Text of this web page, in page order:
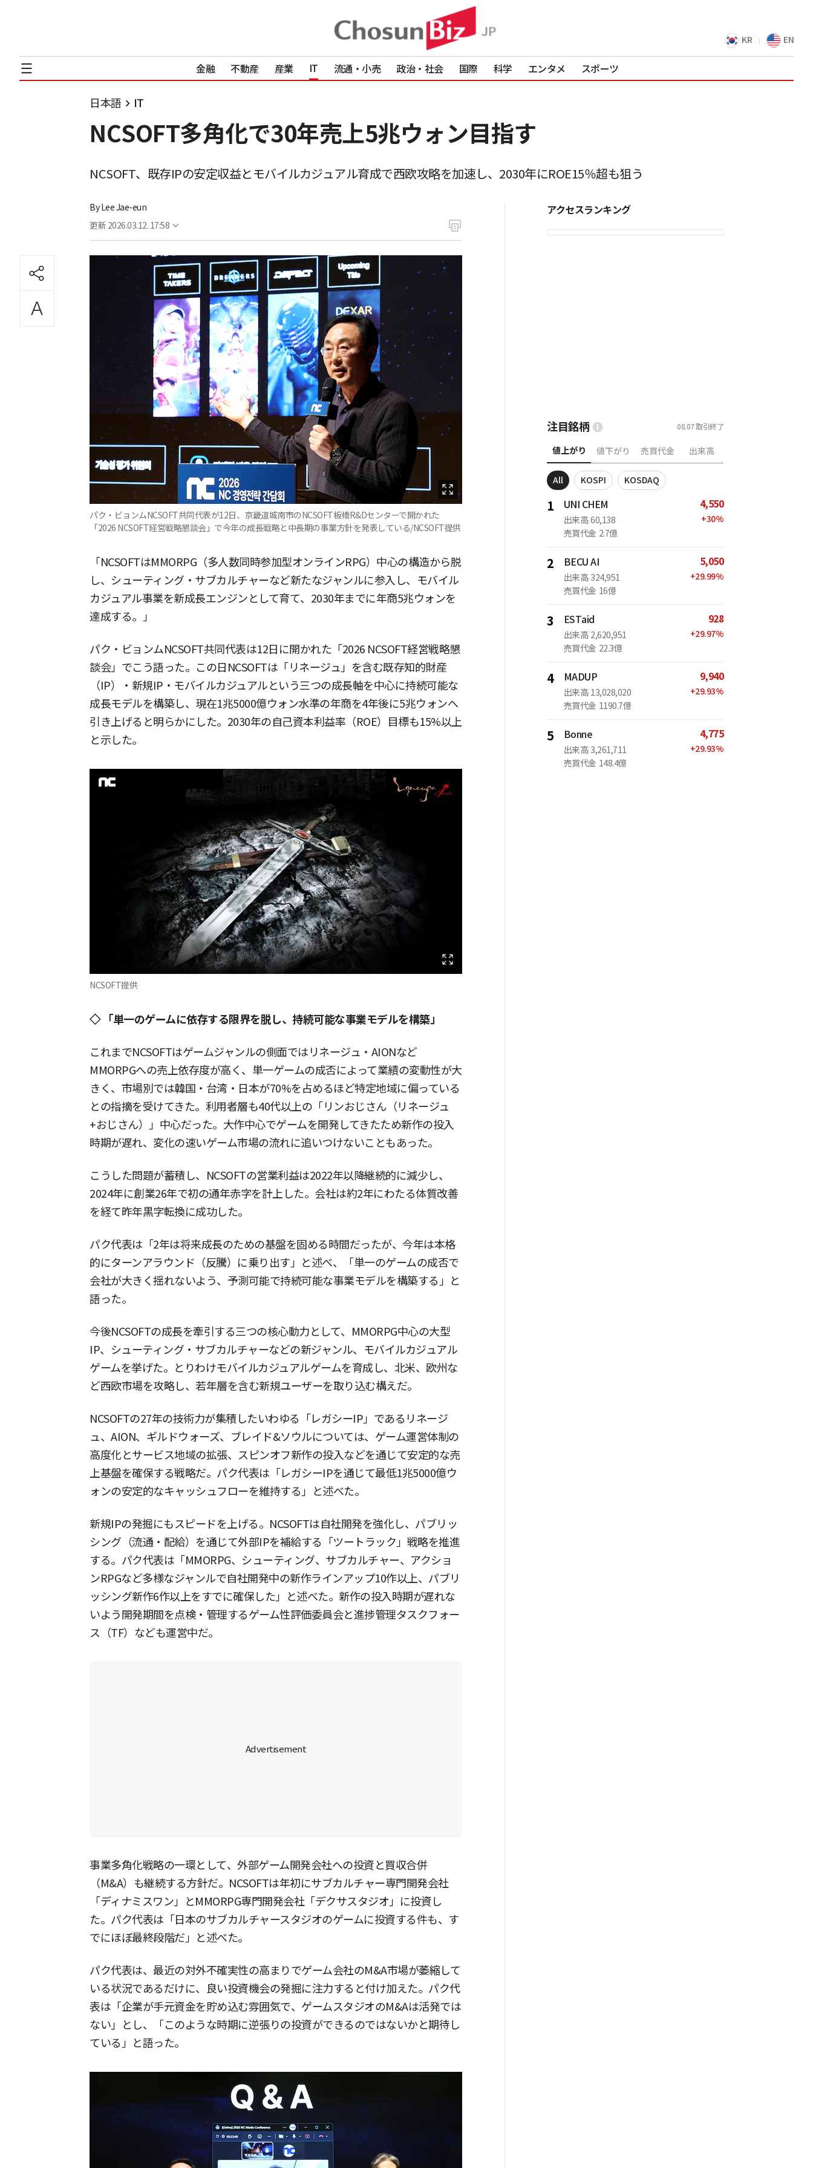
KR EN
金融 不動産 産業 IT 流通・小売 政治・社会 国際 科学 エンタメ スポーツ
日本語 IT
NCSOFT多角化で30年売上5兆ウォン目指す
NCSOFT、既存IPの安定収益とモバイルカジュアル育成で西欧攻略を加速し、2030年にROE15％超も狙う
ByLee Jae-eun
更新 2026.03.12. 17:58
パク・ビョンムNCSOFT共同代表が12日、京畿道城南市のNCSOFT板橋R&Dセンターで開かれた
「2026 NCSOFT経営戦略懇談会」で今年の成長戦略と中長期の事業方針を発表している/NCSOFT提供
「NCSOFTはMMORPG（多人数同時参加型オンラインRPG）中心の構造から脱
し、シューティング・サブカルチャーなど新たなジャンルに参入し、モバイル
カジュアル事業を新成長エンジンとして育て、2030年までに年商5兆ウォンを
達成する。」
パク・ビョンムNCSOFT共同代表は12日に開かれた「2026 NCSOFT経営戦略懇
談会」でこう語った。この日NCSOFTは「リネージュ」を含む既存知的財産
（IP）・新規IP・モバイルカジュアルという三つの成長軸を中心に持続可能な
成長モデルを構築し、現在1兆5000億ウォン水準の年商を4年後に5兆ウォンへ
引き上げると明らかにした。2030年の自己資本利益率（ROE）目標も15%以上
と示した。
NCSOFT提供
◇ 「単一のゲームに依存する限界を脱し、持続可能な事業モデルを構築」
これまでNCSOFTはゲームジャンルの側面ではリネージュ・AIONなど
MMORPGへの売上依存度が高く、単一ゲームの成否によって業績の変動性が大
きく、市場別では韓国・台湾・日本が70%を占めるほど特定地域に偏っている
との指摘を受けてきた。利用者層も40代以上の「リンおじさん（リネージュ
+おじさん）」中心だった。大作中心でゲームを開発してきたため新作の投入
時期が遅れ、変化の速いゲーム市場の流れに追いつけないこともあった。
こうした問題が蓄積し、NCSOFTの営業利益は2022年以降継続的に減少し、
2024年に創業26年で初の通年赤字を計上した。会社は約2年にわたる体質改善
を経て昨年黒字転換に成功した。
パク代表は「2年は将来成長のための基盤を固める時間だったが、今年は本格
的にターンアラウンド（反騰）に乗り出す」と述べ、「単一のゲームの成否で
会社が大きく揺れないよう、予測可能で持続可能な事業モデルを構築する」と
語った。
今後NCSOFTの成長を牽引する三つの核心動力として、MMORPG中心の大型
IP、シューティング・サブカルチャーなどの新ジャンル、モバイルカジュアル
ゲームを挙げた。とりわけモバイルカジュアルゲームを育成し、北米、欧州な
ど西欧市場を攻略し、若年層を含む新規ユーザーを取り込む構えだ。
NCSOFTの27年の技術力が集積したいわゆる「レガシーIP」であるリネージ
ュ、AION、ギルドウォーズ、ブレイド&ソウルについては、ゲーム運営体制の
高度化とサービス地域の拡張、スピンオフ新作の投入などを通じて安定的な売
上基盤を確保する戦略だ。パク代表は「レガシーIPを通じて最低1兆5000億ウ
ォンの安定的なキャッシュフローを維持する」と述べた。
新規IPの発掘にもスピードを上げる。NCSOFTは自社開発を強化し、パブリッ
シング（流通・配給）を通じて外部IPを補給する「ツートラック」戦略を推進
する。パク代表は「MMORPG、シューティング、サブカルチャー、アクショ
ンRPGなど多様なジャンルで自社開発中の新作ラインアップ10作以上、パブリ
ッシング新作6作以上をすでに確保した」と述べた。新作の投入時期が遅れな
いよう開発期間を点検・管理するゲーム性評価委員会と進捗管理タスクフォー
ス（TF）なども運営中だ。
事業多角化戦略の一環として、外部ゲーム開発会社への投資と買収合併
（M&A）も継続する方針だ。NCSOFTは年初にサブカルチャー専門開発会社
「ディナミスワン」とMMORPG専門開発会社「デクサスタジオ」に投資し
た。パク代表は「日本のサブカルチャースタジオのゲームに投資する件も、す
でにほぼ最終段階だ」と述べた。
パク代表は、最近の対外不確実性の高まりでゲーム会社のM&A市場が萎縮して
いる状況であるだけに、良い投資機会の発掘に注力すると付け加えた。パク代
表は「企業が手元資金を貯め込む雰囲気で、ゲームスタジオのM&Aは活発では
ない」とし、「このような時期に逆張りの投資ができるのではないかと期待し
ている」と語った。
アクセスランキング
注目銘柄 08.07取引終了
値上がり 値下がり 売買代金 出来高
All KOSPI KOSDAQ
1 UNI CHEM
出来高 60,138
売買代金 2.7億
4,550
+30%
2 BECU AI
出来高 324,951
売買代金 16億
5,050
+29.99%
3 ESTaid
出来高 2,620,951
売買代金 22.3億
928
+29.97%
4 MADUP
出来高 13,028,020
売買代金 1190.7億
9,940
+29.93%
5 Bonne
出来高 3,261,711
売買代金 148.4億
4,775
+29.93%